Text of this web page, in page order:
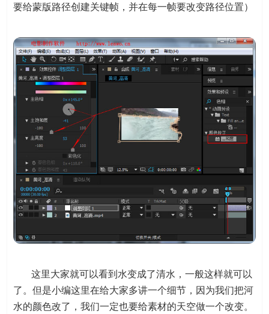
要给蒙版路径创建关键帧，并在每一帧要改变路径位置）
这里大家就可以看到水变成了清水，一般这样就可以
了。但是小编这里在给大家多讲一个细节，因为我们把河
水的颜色改了，我们一定也要给素材的天空做一个改变。